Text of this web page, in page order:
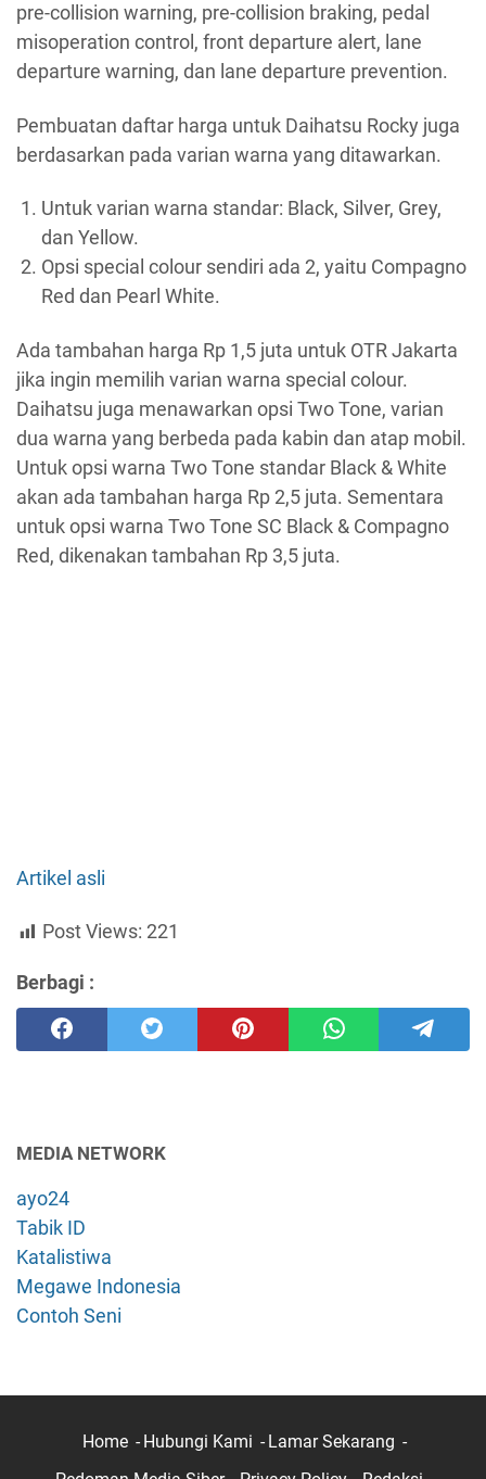
pre-collision warning, pre-collision braking, pedal
misoperation control, front departure alert, lane
departure warning, dan lane departure prevention.
Pembuatan daftar harga untuk Daihatsu Rocky juga
berdasarkan pada varian warna yang ditawarkan.
Untuk varian warna standar: Black, Silver, Grey,
dan Yellow.
Opsi special colour sendiri ada 2, yaitu Compagno
Red dan Pearl White.
Ada tambahan harga Rp 1,5 juta untuk OTR Jakarta
jika ingin memilih varian warna special colour.
Daihatsu juga menawarkan opsi Two Tone, varian
dua warna yang berbeda pada kabin dan atap mobil.
Untuk opsi warna Two Tone standar Black & White
akan ada tambahan harga Rp 2,5 juta. Sementara
untuk opsi warna Two Tone SC Black & Compagno
Red, dikenakan tambahan Rp 3,5 juta.
Artikel asli
Post Views: 221
Berbagi :
MEDIA NETWORK
ayo24
Tabik ID
Katalistiwa
Megawe Indonesia
Contoh Seni
Home Hubungi Kami
Lamar Sekarang